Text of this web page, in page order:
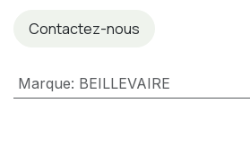
Contactez-nous
Marque: BEILLEVAIRE